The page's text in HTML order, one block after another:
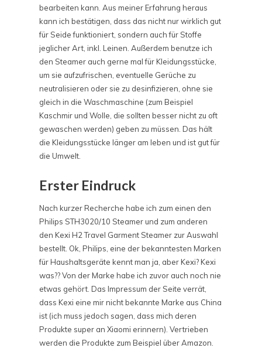
bearbeiten kann. Aus meiner Erfahrung heraus
kann ich bestätigen, dass das nicht nur wirklich gut
für Seide funktioniert, sondern auch für Stoffe
jeglicher Art, inkl. Leinen. Außerdem benutze ich
den Steamer auch gerne mal für Kleidungsstücke,
um sie aufzufrischen, eventuelle Gerüche zu
neutralisieren oder sie zu desinfizieren, ohne sie
gleich in die Waschmaschine (zum Beispiel
Kaschmir und Wolle, die sollten besser nicht zu oft
gewaschen werden) geben zu müssen. Das hält
die Kleidungsstücke länger am leben und ist gut für
die Umwelt.
Erster Eindruck
Nach kurzer Recherche habe ich zum einen den
Philips STH3020/10 Steamer und zum anderen
den Kexi H2 Travel Garment Steamer zur Auswahl
bestellt. Ok, Philips, eine der bekanntesten Marken
für Haushaltsgeräte kennt man ja, aber Kexi? Kexi
was?? Von der Marke habe ich zuvor auch noch nie
etwas gehört. Das Impressum der Seite verrät,
dass Kexi eine mir nicht bekannte Marke aus China
ist (ich muss jedoch sagen, dass mich deren
Produkte super an Xiaomi erinnern). Vertrieben
werden die Produkte zum Beispiel über Amazon.